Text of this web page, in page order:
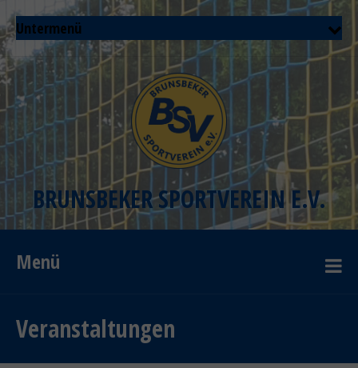
Untermenü
BRUNSBEKER SPORTVEREIN E.V.
Menü
Veranstaltungen